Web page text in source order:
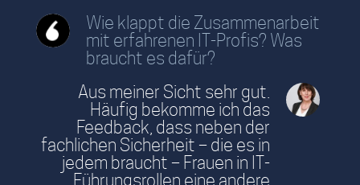
Wie klappt die Zusammenarbeit
mit erfahrenen IT-Profis? Was
braucht es dafür?
Aus meiner Sicht sehr gut.
Häufig bekomme ich das
Feedback, dass neben der
fachlichen Sicherheit – die es in
jedem braucht – Frauen in IT-
Führungsrollen eine andere